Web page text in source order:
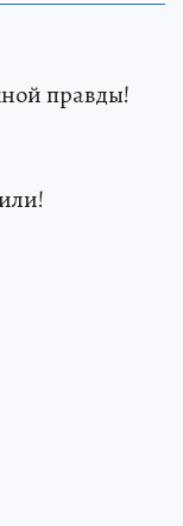
правды!